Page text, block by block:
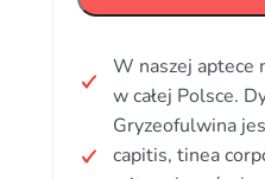
W naszej aptece
w całej Polsce.
Gryzeofulwina
capitis, tinea